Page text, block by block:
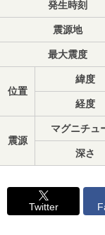
発生時刻
震源地
最大震度
位置
緯度
経度
震源
マグニチュ
深さ
Twitter